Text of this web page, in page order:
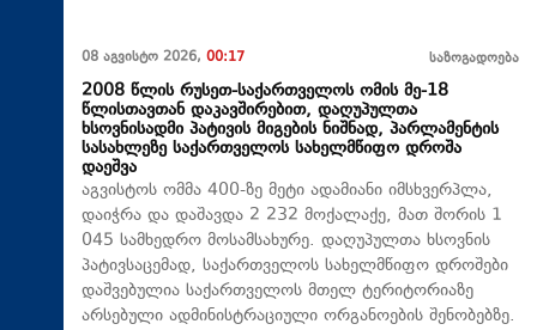
08 აგვისტო 2026, 00:17 საზოგადოება
2008 წლის რუსეთ-საქართველოს ომის მე-18
წლისთავთან დაკავშირებით, დაღუპულთა
ხსოვნისადმი პატივის მიგების ნიშნად, პარლამენტის
სასახლეზე საქართველოს სახელმწიფო დროშა
დაეშვა
აგვისტოს ომმა 400-ზე მეტი ადამიანი იმსხვერპლა,
დაიჭრა და დაშავდა 2 232 მოქალაქე, მათ შორის 1
045 სამხედრო მოსამსახურე. დაღუპულთა ხსოვნის
პატივსაცემად, საქართველოს სახელმწიფო დროშები
დაშვებულია საქართველოს მთელ ტერიტორიაზე
არსებული ადმინისტრაციული ორგანოების შენობებზე.